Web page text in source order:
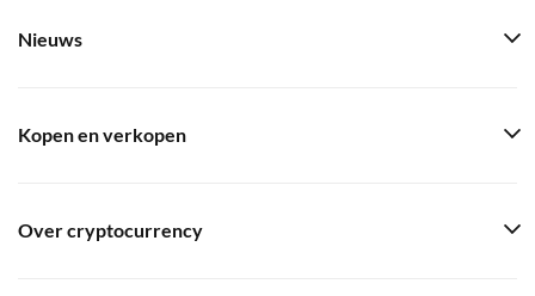
Nieuws
Kopen en verkopen
Over cryptocurrency